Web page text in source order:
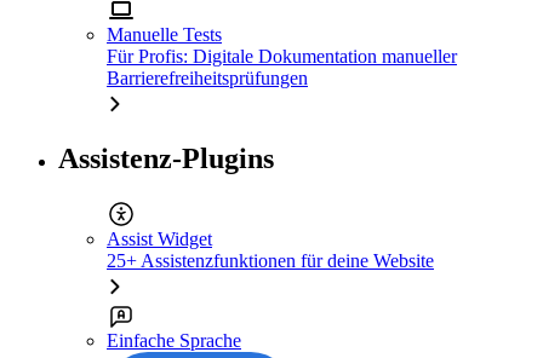
Manuelle Tests
Für Profis: Digitale Dokumentation manueller
Barrierefreiheitsprüfungen
Assistenz-Plugins
Assist Widget
25+ Assistenzfunktionen für deine Website
Einfache Sprache